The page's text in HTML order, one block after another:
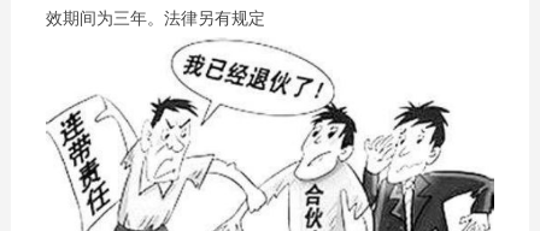
效期间为三年。法律另有规定